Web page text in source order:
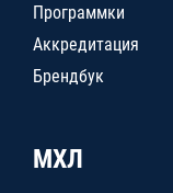
Программки
Аккредитация
Брендбук
МХЛ